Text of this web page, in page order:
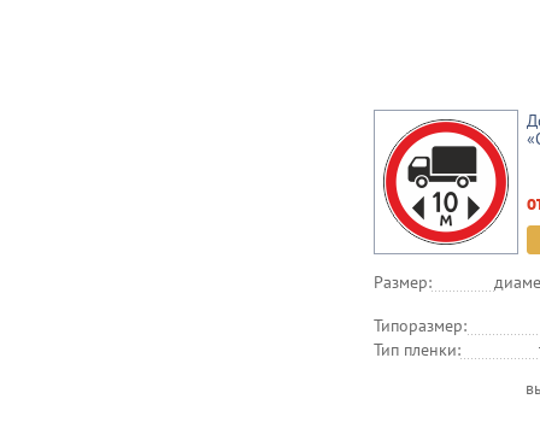
Размер:
Типоразмер:
Тип пленки: